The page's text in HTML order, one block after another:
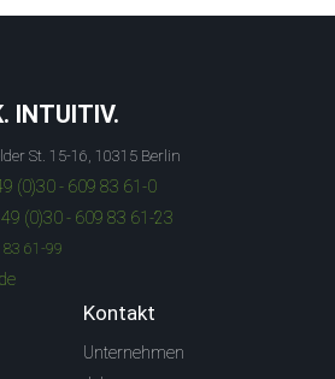
INTUITIV.
St. 15-16, 10315 Berlin
(0)30 - 609 83 61-0
(0)30 - 609 83 61-23
61-99
Kontakt
Unternehmen